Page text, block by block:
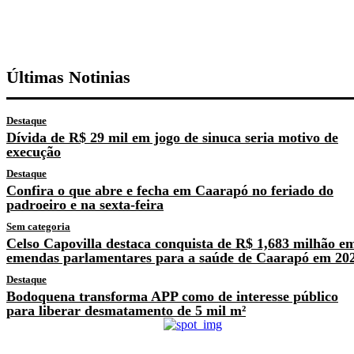
Últimas Notinias
Destaque
Dívida de R$ 29 mil em jogo de sinuca seria motivo de
execução
Destaque
Confira o que abre e fecha em Caarapó no feriado do
padroeiro e na sexta-feira
Sem categoria
Celso Capovilla destaca conquista de R$ 1,683 milhão
emendas parlamentares para a saúde de Caarapó em
Destaque
Bodoquena transforma APP como de interesse público
para liberar desmatamento de 5 mil m²